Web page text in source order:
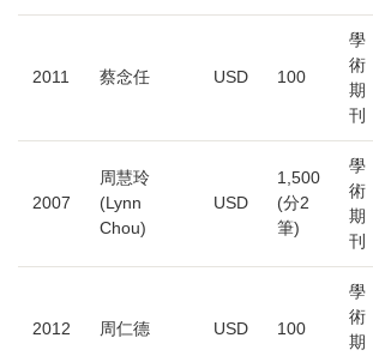
2011 蔡念任 USD 100
學
術
期
刊
2007
周慧玲
(Lynn
Chou)
USD
1,500
(分2
筆)
學
術
期
刊
2012 周仁德 USD 100
學
術
期